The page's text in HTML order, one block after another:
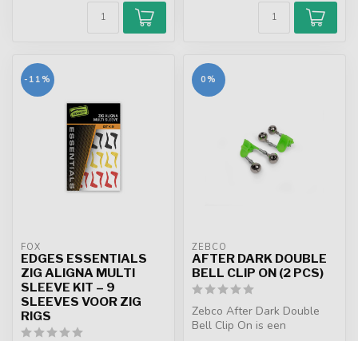
-11%
FOX
EDGES ESSENTIALS
ZIG ALIGNA MULTI
SLEEVE KIT – 9
SLEEVES VOOR ZIG
RIGS
0%
ZEBCO
AFTER DARK DOUBLE
BELL CLIP ON (2 PCS)
Zebco After Dark Double
Bell Clip On is een